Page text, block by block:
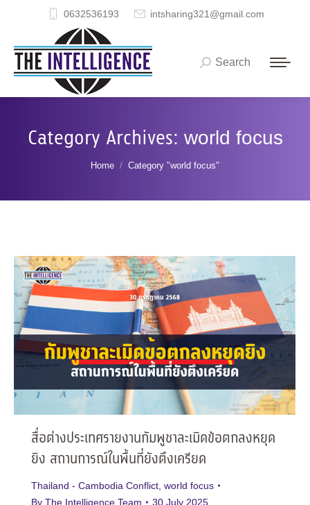
0632536193 intsharing321@gmail.com
Search:
Search
Category Archives: world focus
You are here:
Home Category "world focus"
สื่อต่างประเทศรายงานกัมพูชาละเมิดข้อตกลงหยุด
ยิง สถานการณ์ในพื้นที่ยังตึงเครียด
Thailand - Cambodia Conflict world focus
By The Intelligence Team 30 July 2025